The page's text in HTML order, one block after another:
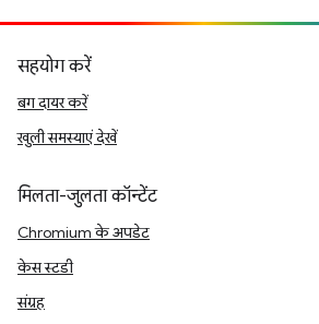
सहयोग करें
बग दायर करें
खुली समस्याएं देखें
मिलता-जुलता कॉन्टेंट
Chromium के अपडेट
केस स्टडी
संग्रह